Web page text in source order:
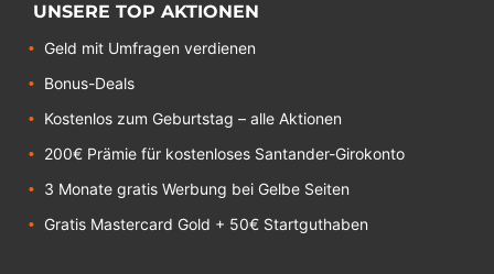
UNSERE TOP AKTIONEN
Geld mit Umfragen verdienen
Bonus-Deals
Kostenlos zum Geburtstag – alle Aktionen
200€ Prämie für kostenloses Santander-Girokonto
3 Monate gratis Werbung bei Gelbe Seiten
Gratis Mastercard Gold + 50€ Startguthaben